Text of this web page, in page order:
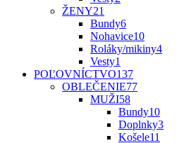
ŽENY21
Bundy6
Nohavice10
Roláky/mikiny4
Vesty1
POĽOVNÍCTVO137
OBLEČENIE77
MUŽI58
Bundy10
Doplnky3
Košele11